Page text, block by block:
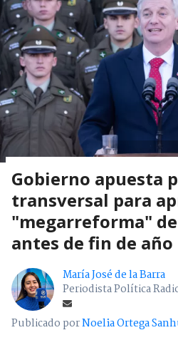
Gobierno apuesta
transversal para
"megarreforma"
antes de fin de año
María José de la Barra
Periodista Política
Publicado porNoelia Ortega